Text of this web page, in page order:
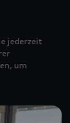
jederzeit
um